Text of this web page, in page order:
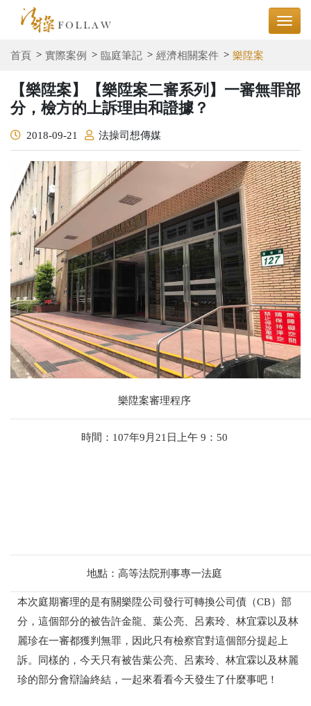
首頁 實際案例 臨庭筆記 經濟相關案件 樂陞案
【樂陞案】【樂陞案二審系列】一審無罪部
分，檢方的上訴理由和證據？
2018-09-21 法操司想傳媒
樂陞案審理程序
時間： 107年9月21日上午 9：50
地點：高等法院刑事專一法庭
本次庭期審理的是有關樂陞公司發行可轉換公司債（CB）部
分，這個部分的被告許金龍、葉公亮、呂素玲、林宜霖以及林
麗珍在一審都獲判無罪，因此只有檢察官對這個部分提起上
訴。同樣的，今天只有被告葉公亮、呂素玲、林宜霖以及林麗
珍的部分會辯論終結，一起來看看今天發生了什麼事吧！